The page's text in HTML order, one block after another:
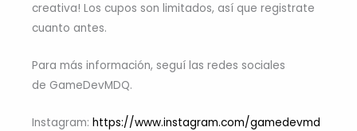
creativa! Los cupos son limitados, así que registrate
cuanto antes.
Para más información, seguí las redes sociales
de GameDevMDQ.
Instagram: https://www.instagram.com/gamedevmd